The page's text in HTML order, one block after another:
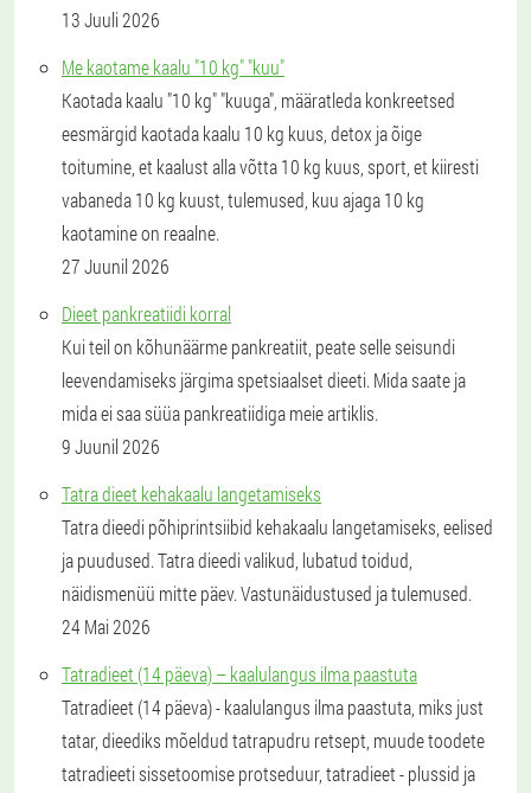
13 Juuli 2026
Me kaotame kaalu "10 kg" "kuu"
Kaotada kaalu "10 kg" "kuuga", määratleda konkreetsed
eesmärgid kaotada kaalu 10 kg kuus, detox ja õige
toitumine, et kaalust alla võtta 10 kg kuus, sport, et kiiresti
vabaneda 10 kg kuust, tulemused, kuu ajaga 10 kg
kaotamine on reaalne.
27 Juunil 2026
Dieet pankreatiidi korral
Kui teil on kõhunäärme pankreatiit, peate selle seisundi
leevendamiseks järgima spetsiaalset dieeti. Mida saate ja
mida ei saa süüa pankreatiidiga meie artiklis.
9 Juunil 2026
Tatra dieet kehakaalu langetamiseks
Tatra dieedi põhiprintsiibid kehakaalu langetamiseks, eelised
ja puudused. Tatra dieedi valikud, lubatud toidud,
näidismenüü mitte päev. Vastunäidustused ja tulemused.
24 Mai 2026
Tatradieet (14 päeva) – kaalulangus ilma paastuta
Tatradieet (14 päeva) - kaalulangus ilma paastuta, miks just
tatar, dieediks mõeldud tatrapudru retsept, muude toodete
tatradieeti sissetoomise protseduur, tatradieet - plussid ja